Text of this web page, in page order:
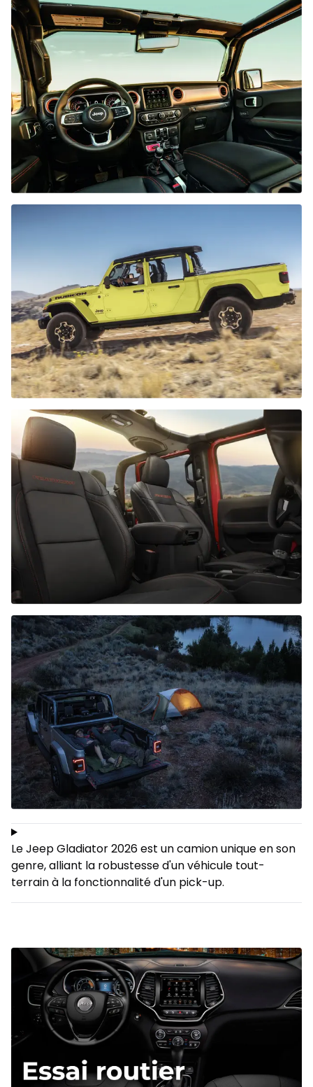
Le Jeep Gladiator 2026 est un camion unique en son
genre, alliant la robustesse d'un véhicule tout-
terrain à la fonctionnalité d'un pick-up.